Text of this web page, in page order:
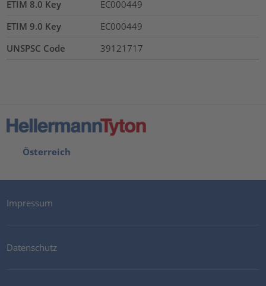
ETIM 8.0 Key
EC000449
ETIM 9.0 Key
EC000449
UNSPSC Code
39121717
Österreich
Impressum
Datenschutz